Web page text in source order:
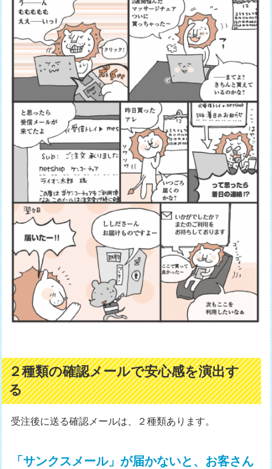
２種類の確認メールで安心感を演出す
る
受注後に送る確認メールは、２種類あります。
「サンクスメール」が届かないと、お客さん